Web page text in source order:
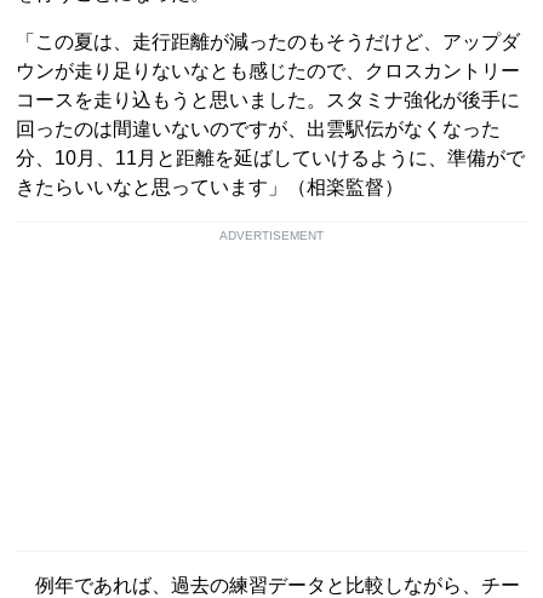
「この夏は、走行距離が減ったのもそうだけど、アップダ
ウンが走り足りないなとも感じたので、クロスカントリー
コースを走り込もうと思いました。スタミナ強化が後手に
回ったのは間違いないのですが、出雲駅伝がなくなった
分、10月、11月と距離を延ばしていけるように、準備がで
きたらいいなと思っています」（相楽監督）
ADVERTISEMENT
例年であれば、過去の練習データと比較しながら、チー